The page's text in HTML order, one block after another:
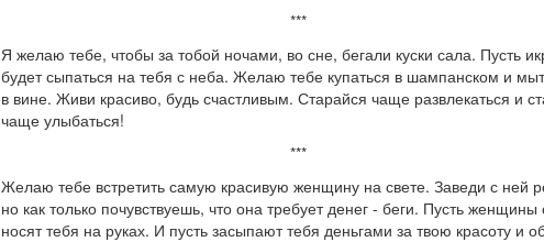
***
Я желаю тебе, чтобы за тобой ночами, во сне, бегали куски сала. Пусть
будет сыпаться на тебя с неба. Желаю тебе купаться в шампанском и
в вине. Живи красиво, будь счастливым. Старайся чаще развлекаться и
чаще улыбаться!
***
Желаю тебе встретить самую красивую женщину на свете. Заведи с ней
но как только почувствуешь, что она требует денег - беги. Пусть женщины
носят тебя на руках. И пусть засыпают тебя деньгами за твою красоту и